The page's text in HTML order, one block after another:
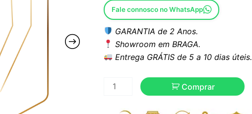
Fale connosco no WhatsApp
GARANTIA de 2 Anos.
Showroom em BRAGA.
Entrega GRÁTIS de 5 a 10 dias úteis.
Comprar